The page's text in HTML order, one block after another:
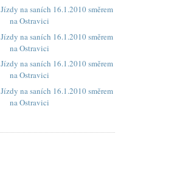
Jízdy na saních 16.1.2010 směrem
na Ostravici
Jízdy na saních 16.1.2010 směrem
na Ostravici
Jízdy na saních 16.1.2010 směrem
na Ostravici
Jízdy na saních 16.1.2010 směrem
na Ostravici